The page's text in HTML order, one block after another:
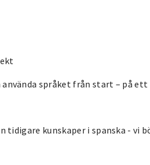
använda språket från start – på
kunskaper i spanska - vi